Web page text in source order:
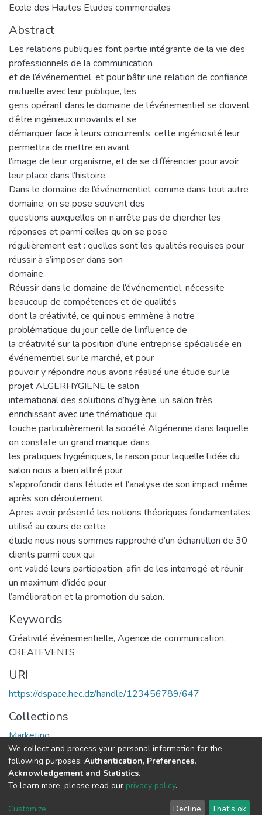
Ecole des Hautes Etudes commerciales
Abstract
Les relations publiques font partie intégrante de la vie des
professionnels de la communication
et de l’événementiel, et pour bâtir une relation de confiance
mutuelle avec leur publique, les
gens opérant dans le domaine de l’événementiel se doivent
d’être ingénieux innovants et se
démarquer face à leurs concurrents, cette ingéniosité leur
permettra de mettre en avant
l’image de leur organisme, et de se différencier pour avoir
leur place dans l’histoire.
Dans le domaine de l’événementiel, comme dans tout autre
domaine, on se pose souvent des
questions auxquelles on n’arrête pas de chercher les
réponses et parmi celles qu’on se pose
régulièrement est : quelles sont les qualités requises pour
réussir à s’imposer dans son
domaine.
Réussir dans le domaine de l’événementiel, nécessite
beaucoup de compétences et de qualités
dont la créativité, ce qui nous emmène à notre
problématique du jour celle de l’influence de
la créativité sur la position d’une entreprise spécialisée en
événementiel sur le marché, et pour
pouvoir y répondre nous avons réalisé une étude sur le
projet ALGERHYGIENE le salon
international des solutions d’hygiène, un salon très
enrichissant avec une thématique qui
touche particulièrement la société Algérienne dans laquelle
on constate un grand manque dans
les pratiques hygiéniques, la raison pour laquelle l’idée du
salon nous a bien attiré pour
s’approfondir dans l’étude et l’analyse de son impact même
après son déroulement.
Apres avoir présenté les notions théoriques fondamentales
utilisé au cours de cette
étude nous nous sommes rapproché d’un échantillon de 30
clients parmi ceux qui
ont validé leurs participation, afin de les interrogé et réunir
un maximum d’idée pour
l’amélioration et la promotion du salon.
Keywords
Créativité événementielle, Agence de communication,
CREATEVENTS
URI
https://dspace.hec.dz/handle/123456789/647
Collections
Marketing
Full item page
DSpace software copyright © 2002-2026
Cookie
End User
Send
We collect and process your personal information for the
following purposes: Authentication, Preferences,
Acknowledgement and Statistics.
To learn more, please read our privacy policy.
Customize Decline That's ok